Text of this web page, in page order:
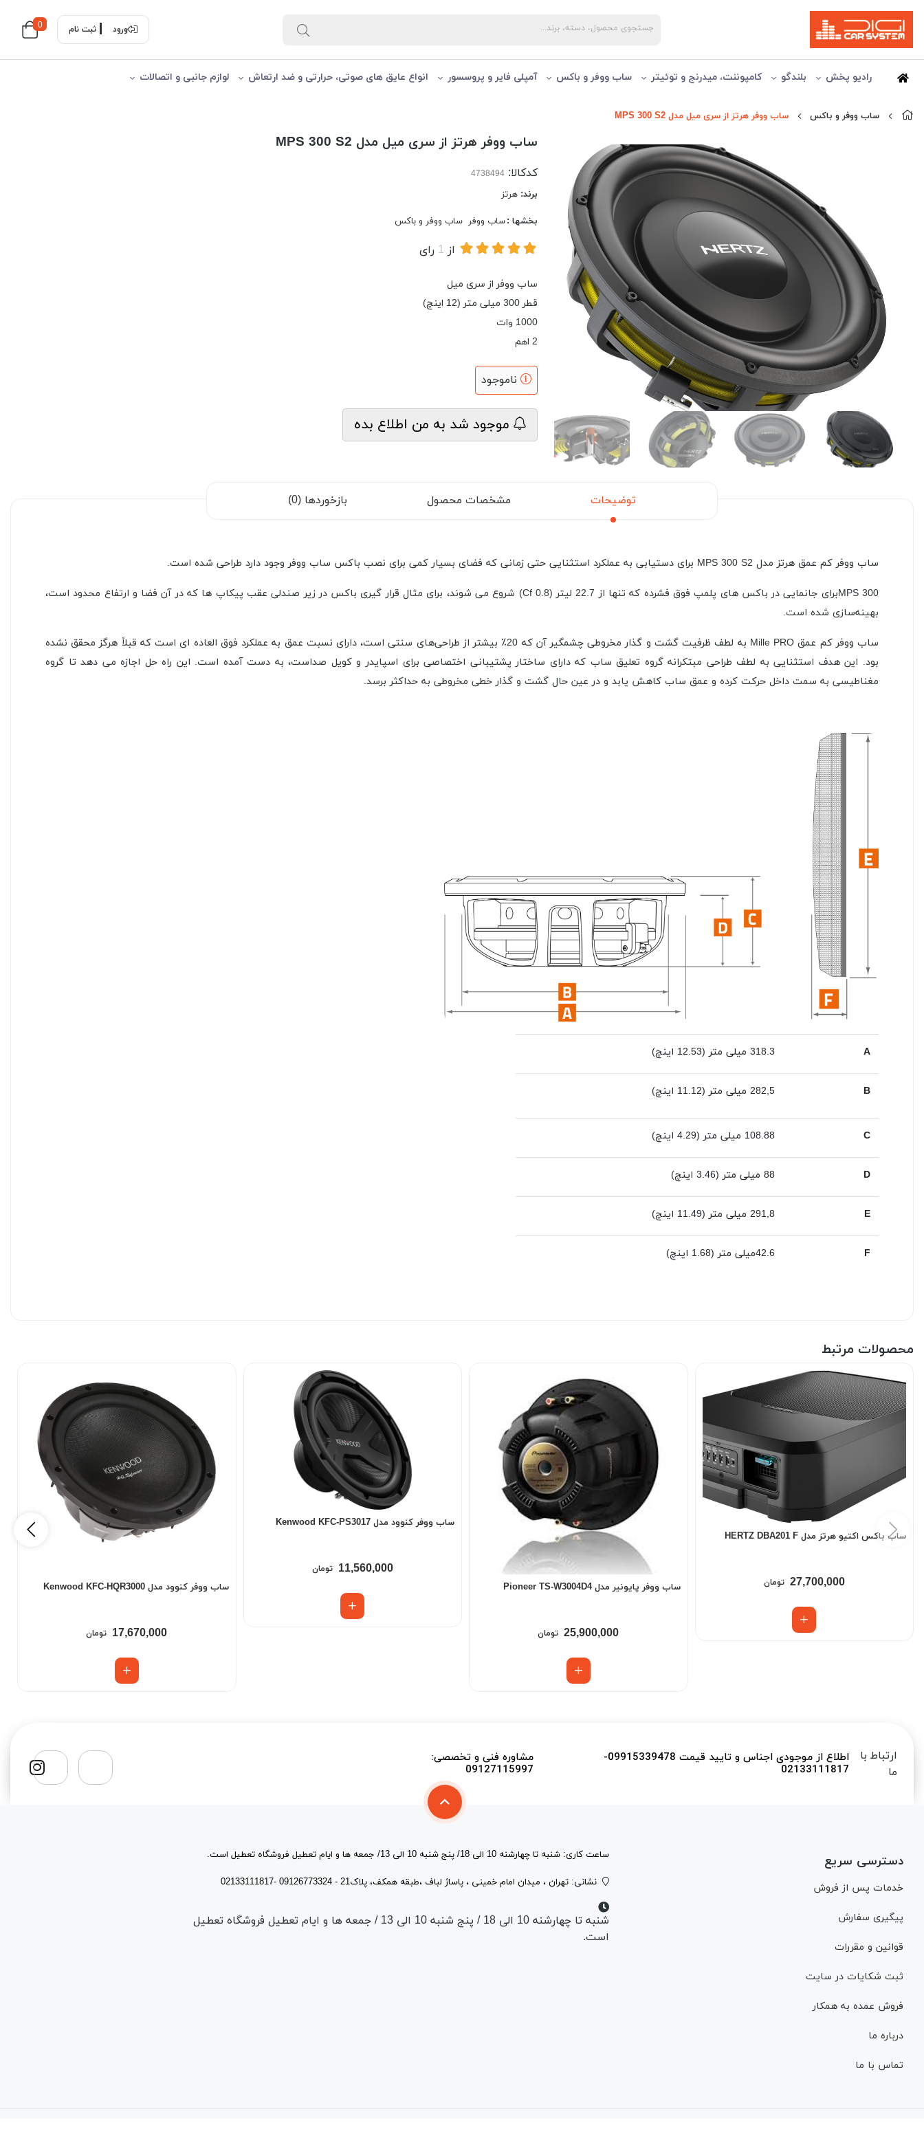
ورود ثبت نام 0
رادیو پخش بلندگو کامپوننت، میدرنج و توئیتر ساب ووفر و باكس آمپلی فایر و پروسسور انواع عایق های صوتی، حرارتی و ضد ارتعاش لوازم جانبی و اتصالات
ساب ووفر و باكس ساب ووفر هرتز از سری میل مدل MPS 300 S2
ساب ووفر هرتز از سری میل مدل MPS 300 S2
کدکالا:
برند:هرتز
بخشها :ساب ووفر ساب ووفر و باكس
از 1 رای
ساب ووفر از سری میل
قطر 300 میلی متر (12 اینچ)
1000 وات
2 اهم
ناموجود
موجود شد به من اطلاع بده
توضیحات مشخصات محصول بازخوردها (0)
ساب ووفر کم عمق هرتز مدل MPS 300 S2 برای دستیابی به عملکرد استثنایی حتی زمانی که فضای بسیار کمی برای نصب باکس ساب ووفر وجود دارد طراحی شده است.
MPS 300برای جانمایی در باکس های پلمپ فوق فشرده که تنها از 22.7 لیتر (0.8 Cf) شروع می شوند، برای مثال قرار گیری باکس در زیر صندلی عقب پیکاپ ها که در آن فضا و ارتفاع محدود است،
بهینه‌سازی شده است.
ساب ووفر کم عمق Mille PRO به لطف ظرفیت گشت و گذار مخروطی چشمگیر آن که 20٪ بیشتر از طراحی‌های سنتی است، دارای نسبت عمق به عملکرد فوق العاده ای است که قبلاً هرگز محقق نشده
بود. این هدف استثنایی به لطف طراحی مبتکرانه گروه تعلیق ساب که دارای ساختار پشتیبانی اختصاصی برای اسپایدر و کویل صداست، به دست آمده است. این راه حل اجازه می دهد تا گروه
مغناطیسی به سمت داخل حرکت کرده و عمق ساب کاهش یابد و در عین حال گشت و گذار خطی مخروطی به حداکثر برسد.
A
318.3 میلی متر (12.53 اینچ)
B
282,5 میلی متر (11.12 اینچ)
C
108.88 میلی متر (4.29 اینچ)
D 88 میلی متر ( 3.46 اینچ)
E
291,8 میلی متر (11.49 اینچ)
F 42.6میلی متر ( 1.68 اینچ)
محصولات مرتبط
ساب باکس اکتیو هرتز مدل HERTZ DBA201 F
27,700,000 تومان ساب ووفر پایونیر مدل Pioneer TS-W3004D4
25,900,000 تومان
ساب ووفر کنوود مدل Kenwood KFC-PS3017
11,560,000 تومان
ساب ووفر کنوود مدل Kenwood KFC-HQR3000
17,670,000 تومان
ارتباط با
ما
اطلاع از موجودی اجناس و تایید قیمت 09915339478-
02133111817
مشاوره فنی و تخصصی:
09127115997
دسترسی سریع
خدمات پس از فروش
پیگیری سفارش
قوانین و مقررات
ثبت شکایات در سایت
فروش عمده به همکار
درباره ما
تماس با ما
ساعت کاری: شنبه تا چهارشنه 10 الی 18/ پنج شنبه 10 الی 13/ جمعه ها و ایام تعطیل فروشگاه تعطیل است.
نشانی: تهران ، میدان امام خمینی ، پاساژ لباف ،طبقه همكف، پلاک21 - 09126773324 -02133111817
شنبه تا چهارشنه 10 الی 18 / پنج شنبه 10 الی 13 / جمعه ها و ایام تعطیل فروشگاه تعطیل
است.